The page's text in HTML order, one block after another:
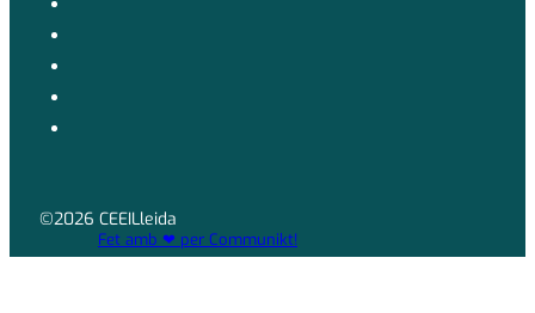
©2026 CEEILleida
Fet amb ❤ per Communikt!